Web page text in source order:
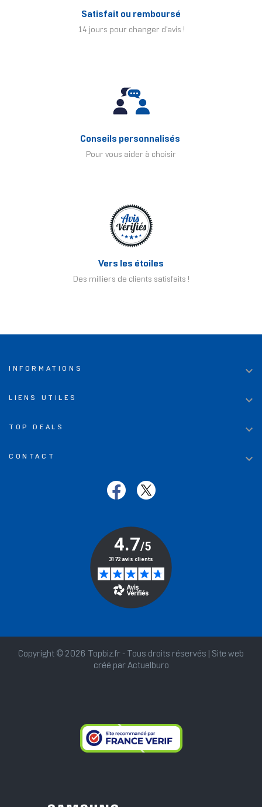
Satisfait ou remboursé
14 jours pour changer d'avis !
Conseils personnalisés
Pour vous aider à choisir
Vers les étoiles
Des milliers de clients satisfaits !
INFORMATIONS 
LIENS UTILES 
TOP DEALS 
CONTACT 
Copyright © 2026 Topbiz.fr - Tous droits réservés | Site web
créé par Actuelburo